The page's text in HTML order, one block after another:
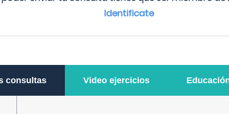
Identificate
consultas Video ejercicios